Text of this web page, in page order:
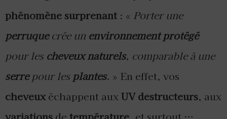
phénomène surprenant : « Porter une
perruquecrée un environnement protégé
pour les cheveux naturels, comparable à une
serrepour les plantes. » En effet, vos
cheveuxéchappent auxUV destructeurs, aux